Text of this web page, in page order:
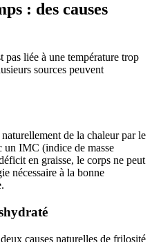
: des causes
pas liée à une température trop
sources peuvent
de la chaleur par le
un IMC (indice de masse
en graisse, le corps ne peut
nécessaire à la bonne
causes naturelles de frilosité